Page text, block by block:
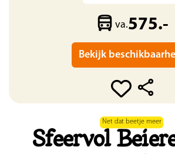
va.575.-
Bekijk
Net dat beetje meer
Sfeervol